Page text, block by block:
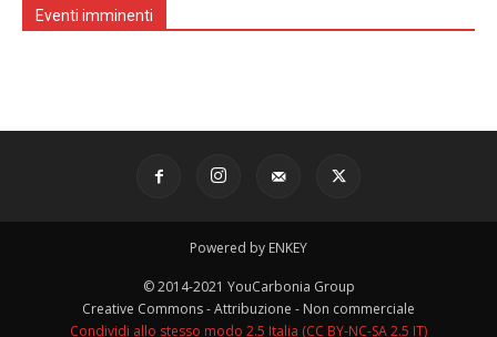
Eventi imminenti
Powered by ENKEY
© 2014-2021 YouCarbonia Group
Creative Commons - Attribuzione - Non commerciale
Condividi allo stesso modo 2.5 Italia (CC BY-NC-SA 2.5 IT)